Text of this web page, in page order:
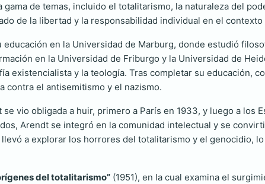
de temas, incluido el totalitarismo, la naturaleza del
de la libertad y la responsabilidad individual en el
en la Universidad de Marburg, donde estudió
en la Universidad de Friburgo y la Universidad de
existencialista y la teología. Tras completar su educación,
contra el antisemitismo y el nazismo.
vio obligada a huir, primero a París en 1933, y luego a los
Arendt se integró en la comunidad intelectual y se
a explorar los horrores del totalitarismo y el genocidio,
del totalitarismo” (1951), en la cual examina el